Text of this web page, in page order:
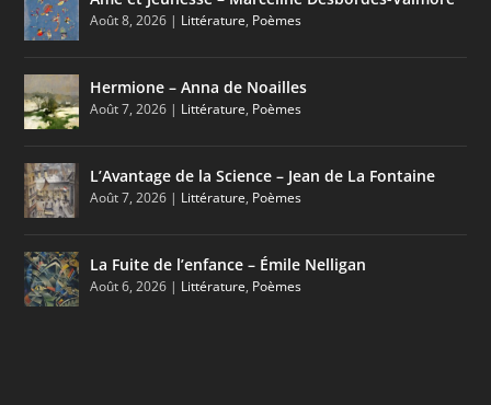
Août 8, 2026 | Littérature, Poèmes
Hermione – Anna de Noailles
Août 7, 2026 | Littérature, Poèmes
L’Avantage de la Science – Jean de La Fontaine
Août 7, 2026 | Littérature, Poèmes
La Fuite de l’enfance – Émile Nelligan
Août 6, 2026 | Littérature, Poèmes